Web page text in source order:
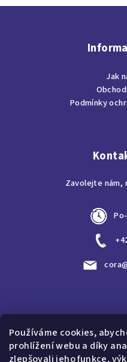
Používáme cookies,
prohlížení webu a díky
zlepšovali jeho funkce,
Jak
Podmínky
Zavolejte nám,